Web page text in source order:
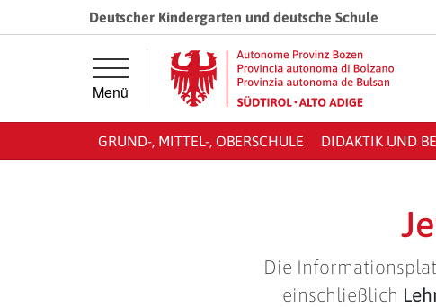
Springe direkt zur Hauptnavigation
Springe direkt zum InhaltDeutscher Kindergarten und deutsche Schule
Menü
GRUND-, MITTEL-, OBERSCHULE DIDAKTIK UND
Die
einschließlich